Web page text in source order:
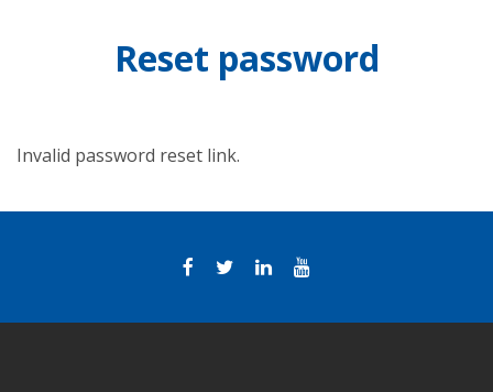
Reset password
Invalid password reset link.